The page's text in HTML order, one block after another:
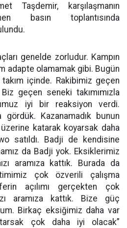
Taşdemir, karşılaşmanın
basın toplantısında
genelde zorludur. Kampın
adapte olamamak gibi. Bugün
içinde. Rakibimiz geçen
geçen seneki takımımızla
iyi bir reaksiyon verdi.
gördük. Kazanamadık bunun
katarak koyarsak daha
satıldı. Badji de kendisine
da Badji yok. Eksiklerimiz
aramıza kattık. Burada da
çok özverili çalışma
açılımı gerçekten çok
aramıza kattık. Bize güç
Birkaç eksiğimiz daha var
çok daha iyi olacak”